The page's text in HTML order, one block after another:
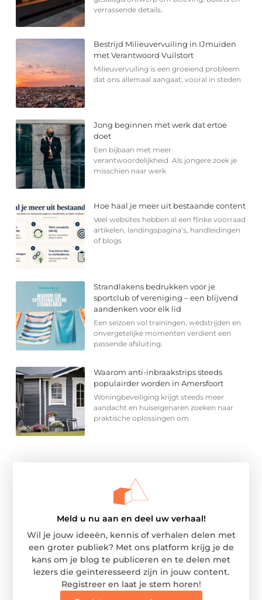
verrassende details.
Bestrijd Milieuvervuiling in IJmuiden
met Verantwoord Vuilstort
Milieuvervuiling is een groeiend probleem
dat ons allemaal aangaat, vooral in steden
Jong beginnen met werk dat ertoe
doet
Een bijbaan met meer
verantwoordelijkheid Als jongere zoek je
misschien naar werk
Hoe haal je meer uit bestaande content
Veel websites hebben al een flinke voorraad
artikelen, landingspagina’s, handleidingen
of blogs
Strandlakens bedrukken voor je
sportclub of vereniging – een blijvend
aandenken voor elk lid
Een seizoen vol trainingen, wedstrijden en
onvergetelijke momenten verdient een
passende afsluiting.
Waarom anti-inbraakstrips steeds
populairder worden in Amersfoort
Woningbeveiliging krijgt steeds meer
aandacht en huiseigenaren zoeken naar
praktische oplossingen om
Meld u nu aan en deel uw verhaal!
Wil je jouw ideeën, kennis of verhalen delen met
een groter publiek? Met ons platform krijg je de
kans om je blog te publiceren en te delen met
lezers die geïnteresseerd zijn in jouw content.
Registreer en laat je stem horen!